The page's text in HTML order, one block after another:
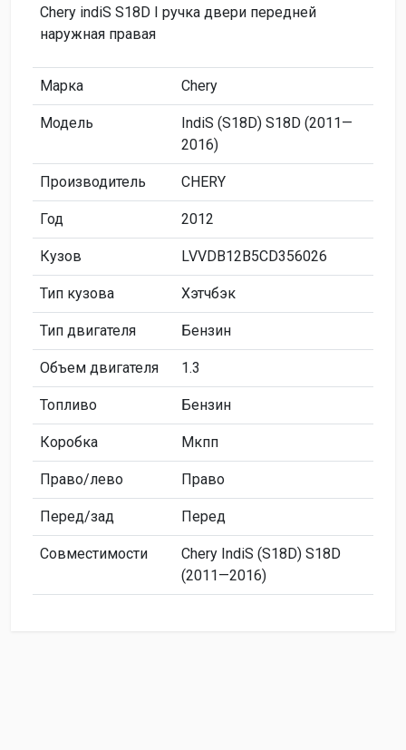
Chery indiS S18D I ручка двери передней
наружная правая
Марка Chery
Модель
IndiS (S18D) S18D (2011—
2016)
Производитель CHERY
Год 2012
Кузов LVVDB12B5CD356026
Тип кузова Хэтчбэк
Тип двигателя Бензин
Объем двигателя 1.3
Топливо Бензин
Коробка Мкпп
Право/лево Право
Перед/зад Перед
Совместимости
Chery IndiS (S18D) S18D
(2011—2016)